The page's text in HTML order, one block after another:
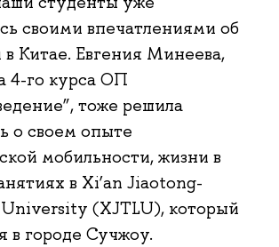
своими впечатлениями об
Китае. Евгения Минеева,
4-го курса ОП
тоже решила
о своем опыте
мобильности, жизни в
в Xi’an Jiaotong-
(XJTLU), который
в городе Сучжоу.